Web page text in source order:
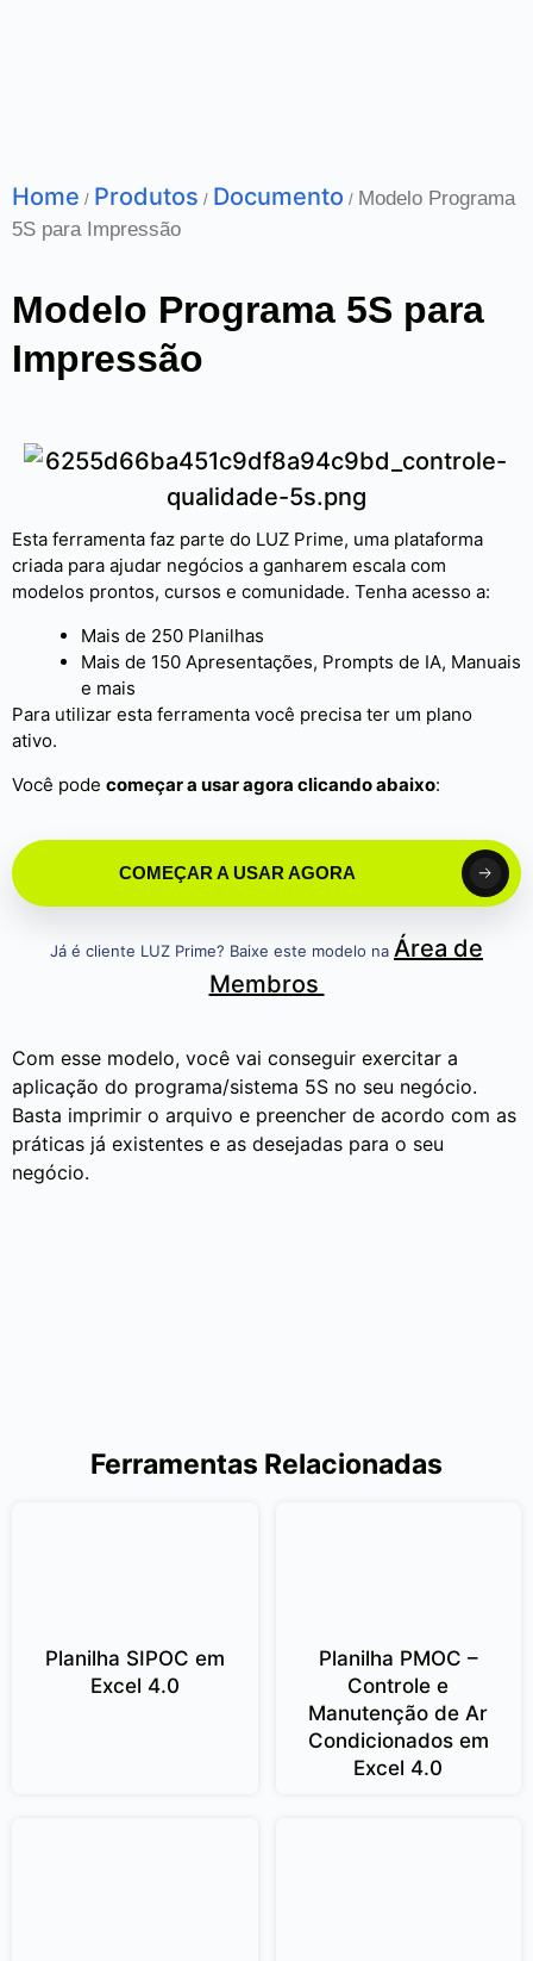
Home / Produtos / Documento / Modelo Programa
5S para Impressão
Modelo Programa 5S para
Impressão
Esta ferramenta faz parte do LUZ Prime, uma plataforma
criada para ajudar negócios a ganharem escala com
modelos prontos, cursos e comunidade. Tenha acesso a:
Mais de 250 Planilhas
Mais de 150 Apresentações, Prompts de IA, Manuais
e mais
Para utilizar esta ferramenta você precisa ter um plano
ativo.
Você pode começar a usar agora clicando abaixo:
COMEÇAR A USAR AGORA
Já é cliente LUZ Prime? Baixe este modelo na Área de
Membros
Com esse modelo, você vai conseguir exercitar a
aplicação do programa/sistema 5S no seu negócio.
Basta imprimir o arquivo e preencher de acordo com as
práticas já existentes e as desejadas para o seu
negócio.
Ferramentas Relacionadas
Planilha SIPOC em
Excel 4.0
Planilha PMOC –
Controle e
Manutenção de Ar
Condicionados em
Excel 4.0